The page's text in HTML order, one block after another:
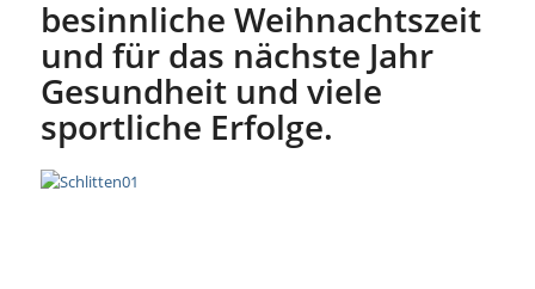
besinnliche Weihnachtszeit
und für das nächste Jahr
Gesundheit und viele
sportliche Erfolge.